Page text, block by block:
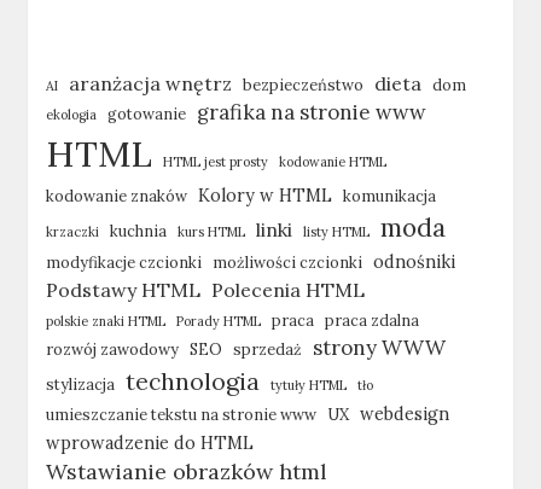
AI aranżacja wnętrz bezpieczeństwo dieta dom
ekologia gotowanie grafika na stronie www
HTML HTML jest prosty kodowanie HTML
kodowanie znaków Kolory w HTML komunikacja
krzaczki kuchnia kurs HTML linki listy HTML moda
modyfikacje czcionki możliwości czcionki odnośniki
Podstawy HTML Polecenia HTML
polskie znaki HTML Porady HTML praca praca zdalna
rozwój zawodowy SEO sprzedaż strony WWW
stylizacja technologia tytuły HTML tło
umieszczanie tekstu na stronie www UX webdesign
wprowadzenie do HTML
Wstawianie obrazków html